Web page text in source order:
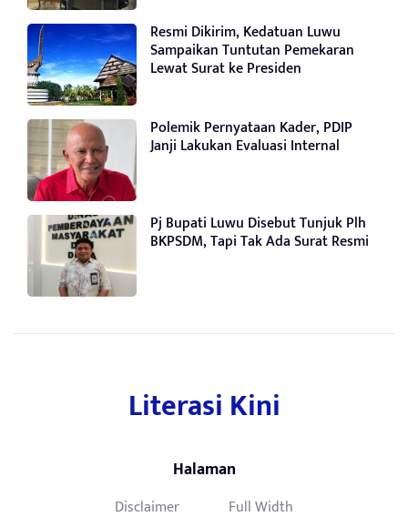
Resmi Dikirim, Kedatuan Luwu
Sampaikan Tuntutan Pemekaran
Lewat Surat ke Presiden
Polemik Pernyataan Kader, PDIP
Janji Lakukan Evaluasi Internal
Pj Bupati Luwu Disebut Tunjuk Plh
BKPSDM, Tapi Tak Ada Surat Resmi
Literasi Kini
Halaman
Disclaimer
Full Width